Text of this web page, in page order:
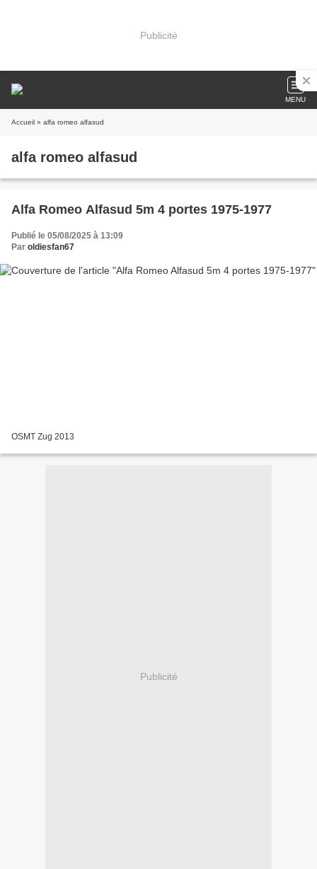
Publicité
MENU
Accueil » alfa romeo alfasud
alfa romeo alfasud
Alfa Romeo Alfasud 5m 4 portes 1975-1977
Publié le 05/08/2025 à 13:09
Par oldiesfan67
OSMT Zug 2013
Publicité